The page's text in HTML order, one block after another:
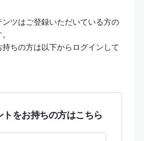
ンツはご登録いただいている方の
ちの方は以下からログインして
トをお持ちの方はこちら